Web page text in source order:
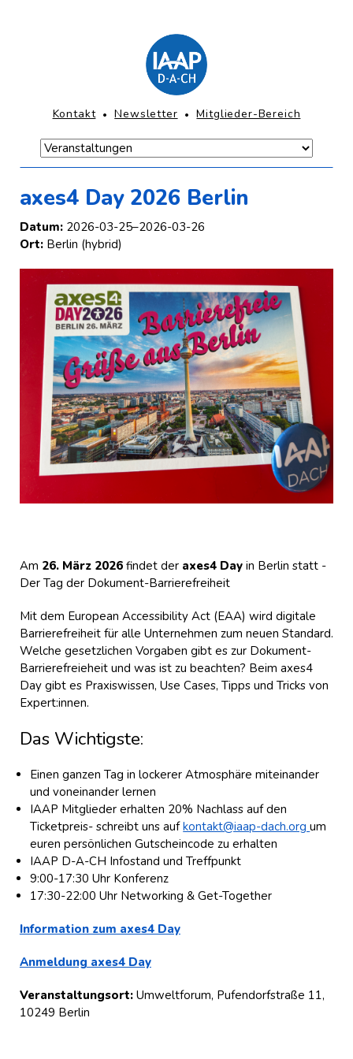
Navigation
KOPFNAVIGATION
Kontakt Newsletter Mitglieder-Bereich
Navigation
überspringen
Hauptmenü-
axes4 Day 2026 Berlin
Datum: 2026-03-25–2026-03-26
Ort:Berlin (hybrid)
Am 26. März 2026findet der axes4 Day in Berlin statt -
Der Tag der Dokument-Barrierefreiheit
Mit dem European Accessibility Act (EAA) wird digitale
Barrierefreiheit für alle Unternehmen zum neuen Standard.
Welche gesetzlichen Vorgaben gibt es zur Dokument-
Barrierefreieheit und was ist zu beachten? Beim axes4
Day gibt es Praxiswissen, Use Cases, Tipps und Tricks von
Expert:innen.
Das Wichtigste:
Einen ganzen Tag in lockerer Atmosphäre miteinander
und voneinander lernen
IAAP Mitglieder erhalten 20% Nachlass auf den
Ticketpreis- schreibt uns aufkontakt@iaap-dach.orgum
euren persönlichen Gutscheincode zu erhalten
IAAP D-A-CH Infostand und Treffpunkt
9:00-17:30 Uhr Konferenz
17:30-22:00 Uhr Networking & Get-Together
Information zum axes4 Day
Anmeldung axes4 Day
Veranstaltungsort: Umweltforum, Pufendorfstraße 11,
10249 Berlin